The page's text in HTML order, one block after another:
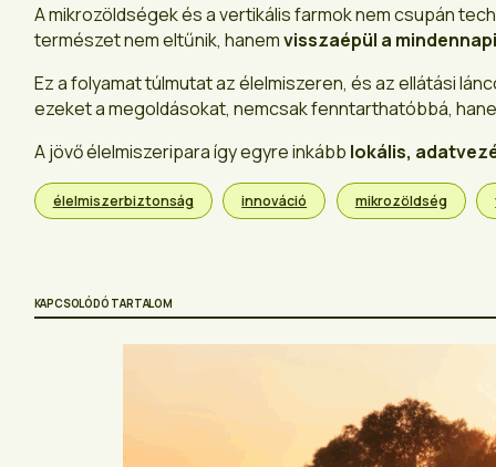
A mikrozöldségek és a vertikális farmok nem csupán
természet nem eltűnik, hanemvisszaépül a
Ez a folyamat túlmutat az élelmiszeren, és az ellátási
ezeket a megoldásokat, nemcsak fenntarthatóbbá,
A jövő élelmiszeripara így egyre inkább lokális,
élelmiszerbiztonság innováció mikrozöldség
KAPCSOLÓDÓ TARTALOM